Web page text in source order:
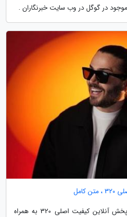
موجود در گوگل در وب سایت خبرنگاران .
مجید یلان اووفی با امکان پخش آنلاین کیفیت اصلی 320 به همراه